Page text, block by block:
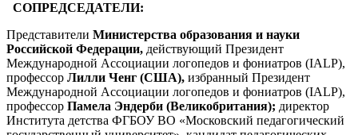
СОПРЕДСЕДАТЕЛИ:
Представители Министерства образования и науки
Российской Федерации, действующий Президент
Международной Ассоциации логопедов и фониатров (IALP),
профессор Лилли Ченг (США), избранный Президент
Международной Ассоциации логопедов и фониатров (IALP),
профессор Памела Эндерби (Великобритания); директор
Института детства ФГБОУ ВО «Московский педагогический